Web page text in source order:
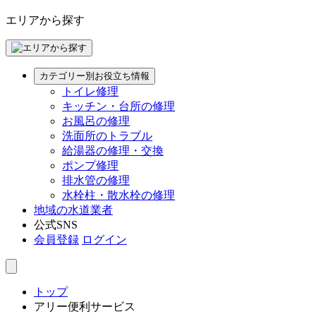
エリアから探す
カテゴリー別お役立ち情報
トイレ修理
キッチン・台所の修理
お風呂の修理
洗面所のトラブル
給湯器の修理・交換
ポンプ修理
排水管の修理
水栓柱・散水栓の修理
地域の水道業者
公式SNS
会員登録 ログイン
トップ
アリー便利サービス